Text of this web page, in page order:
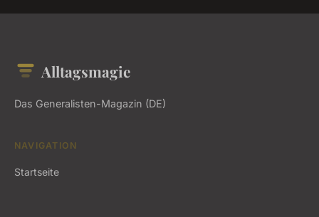
Alltagsmagie
Das Generalisten-Magazin (DE)
NAVIGATION
Startseite